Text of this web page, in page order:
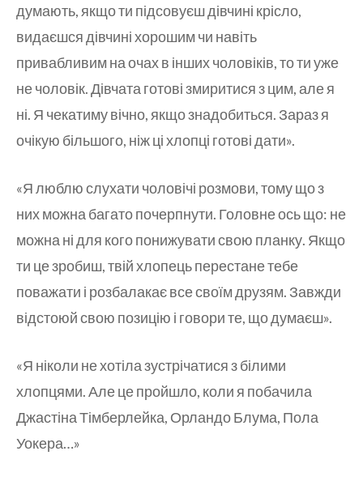
думають, якщо ти підсовуєш дівчині крісло,
видаєшся дівчині хорошим чи навіть
привабливим на очах в інших чоловіків, то ти уже
не чоловік. Дівчата готові змиритися з цим, але я
ні. Я чекатиму вічно, якщо знадобиться. Зараз я
очікую більшого, ніж ці хлопці готові дати».
«Я люблю слухати чоловічі розмови, тому що з
них можна багато почерпнути. Головне ось що: не
можна ні для кого понижувати свою планку. Якщо
ти це зробиш, твій хлопець перестане тебе
поважати і розбалакає все своїм друзям. Завжди
відстоюй свою позицію і говори те, що думаєш».
«Я ніколи не хотіла зустрічатися з білими
хлопцями. Але це пройшло, коли я побачила
Джастіна Тімберлейка, Орландо Блума, Пола
Уокера…»